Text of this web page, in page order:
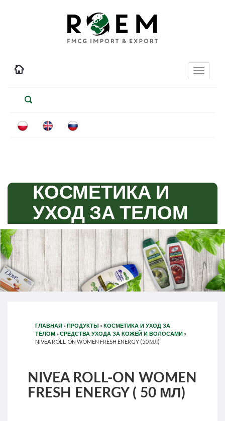
Toggle
КОСМЕТИКА И
УХОД ЗА ТЕЛОМ
ГЛАВНАЯ »ПРОДУКТЫ »КОСМЕТИКА И УХОД ЗА
ТЕЛОМ »СРЕДСТВА УХОДА ЗА КОЖЕЙ И ВОЛОСАМИ »
NIVEA ROLL-ON WOMEN FRESH ENERGY (50 МЛ)
NIVEA ROLL-ON WOMEN
FRESH ENERGY ( 50 МЛ)